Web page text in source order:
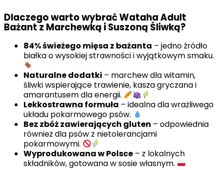
Dlaczego warto wybrać Wataha Adult
Bażant z Marchewką i Suszoną Śliwką?
84% świeżego mięsa z bażanta – jedno źródło
białka o wysokiej strawności i wyjątkowym smaku.
Naturalne dodatki – marchew dla witamin,
śliwki wspierające trawienie, kasza gryczana i
amarantusem dla energii.
Lekkostrawna formuła – idealna dla wrażliwego
układu pokarmowego psów.
Bez zbóż zawierających gluten – odpowiednia
również dla psów z nietolerancjami
pokarmowymi.
Wyprodukowana w Polsce – z lokalnych
składników, gotowana w sosie własnym.